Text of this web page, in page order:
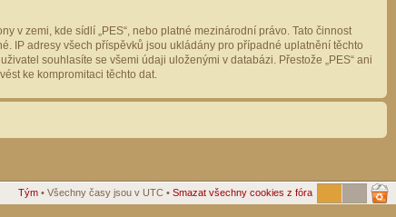
v zemi, kde sídlí „PES“, nebo platné mezinárodní právo. Tato činnost
IP adresy všech příspěvků jsou ukládány pro případné uplatnění těchto
souhlasíte se všemi údaji uloženými v databázi. Přestože „PES“ ani
ke kompromitaci těchto dat.
Tým • Všechny časy jsou v UTC • Smazat všechny cookies z fóra